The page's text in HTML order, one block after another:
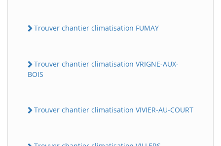
Trouver chantier climatisation FUMAY
Trouver chantier climatisation VRIGNE-AUX-
BOIS
Trouver chantier climatisation VIVIER-AU-COURT